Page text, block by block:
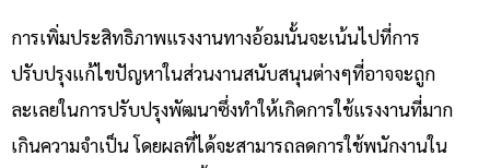
การเพิ่มประสิทธิภาพแรงงานทางอ้อมนั้นจะเน้นไปที่การ
ปรับปรุงแก้ไขปัญหาในส่วนงานสนับสนุนต่างๆที่อาจจะถูก
ละเลยในการปรับปรุงพัฒนาซึ่งทำให้เกิดการใช้แรงงานที่มาก
เกินความจำเป็นโดยผลที่ได้จะสามารถลดการใช้พนักงานใน